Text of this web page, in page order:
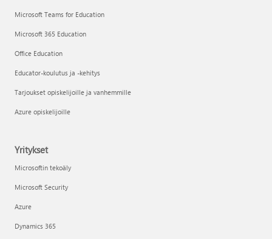
Microsoft Teams for Education
Microsoft 365 Education
Office Education
Educator-koulutus ja -kehitys
Tarjoukset opiskelijoille ja vanhemmille
Azure opiskelijoille
Yritykset
Microsoftin tekoäly
Microsoft Security
Azure
Dynamics 365